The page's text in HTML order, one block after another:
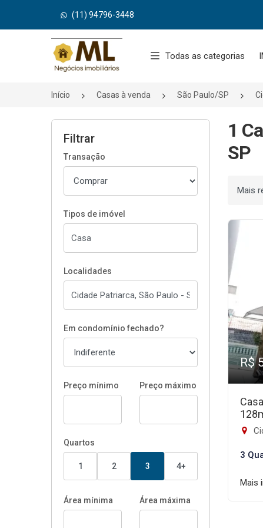
(11) 94796-3448
Página inicial
Todas as categorias
Início Casas à venda São Paulo/SP
Filtrar
Transação
Tipos de imóvel
Localidades
Em condomínio fechado?
Preço mínimo Preço máximo
Quartos
1 2 3 4+
Área mínima Área máxima
1
SP
R$
3
Mais